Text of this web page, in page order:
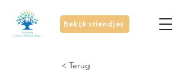
Bekijk vriendjes
< Terug